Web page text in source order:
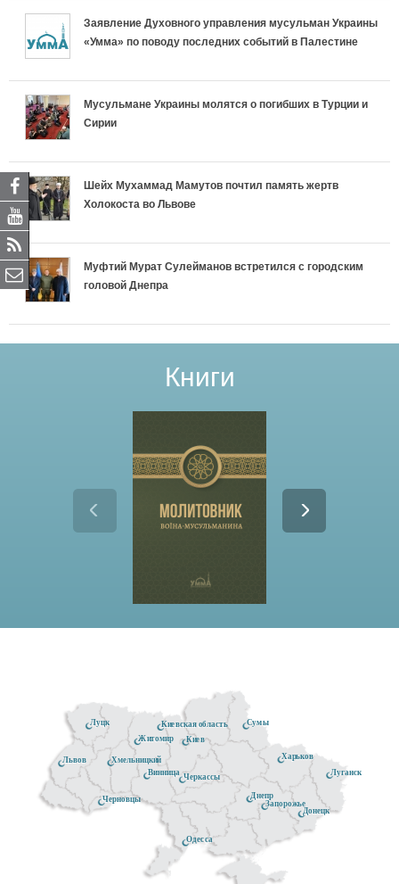
Заявление Духовного управления мусульман Украины
«Умма» по поводу последних событий в Палестине
Мусульмане Украины молятся о погибших в Турции и
Сирии
Шейх Мухаммад Мамутов почтил память жертв
Холокоста во Львове
Муфтий Мурат Сулейманов встретился с городским
головой Днепра
Книги
Черкассы
Черновцы
Сумы
Луганск
Одесса
Донецк
Киев
Днепр
Киевская область
Запорожье
Житомир
Винница
Хмельницкий
Луцк
Львов Харьков